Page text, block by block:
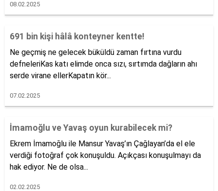
08.02.2025
691 bin kişi hâlâ konteyner kentte!
Ne geçmiş ne gelecek büküldü zaman fırtına vurdu
defneleriKas katı elimde onca sızı, sırtımda dağların ahı
serde virane ellerKapatın kör...
07.02.2025
İmamoğlu ve Yavaş oyun kurabilecek mi?
Ekrem İmamoğlu ile Mansur Yavaş’ın Çağlayan’da el ele
verdiği fotoğraf çok konuşuldu. Açıkçası konuşulmayı da
hak ediyor. Ne de olsa...
02.02.2025